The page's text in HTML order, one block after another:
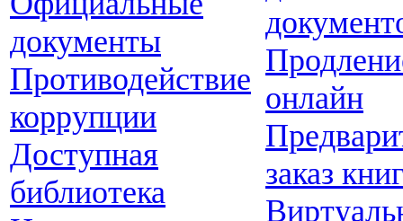
документы
Противодействие
коррупции
Доступная
библиотека
онлайн
заказ